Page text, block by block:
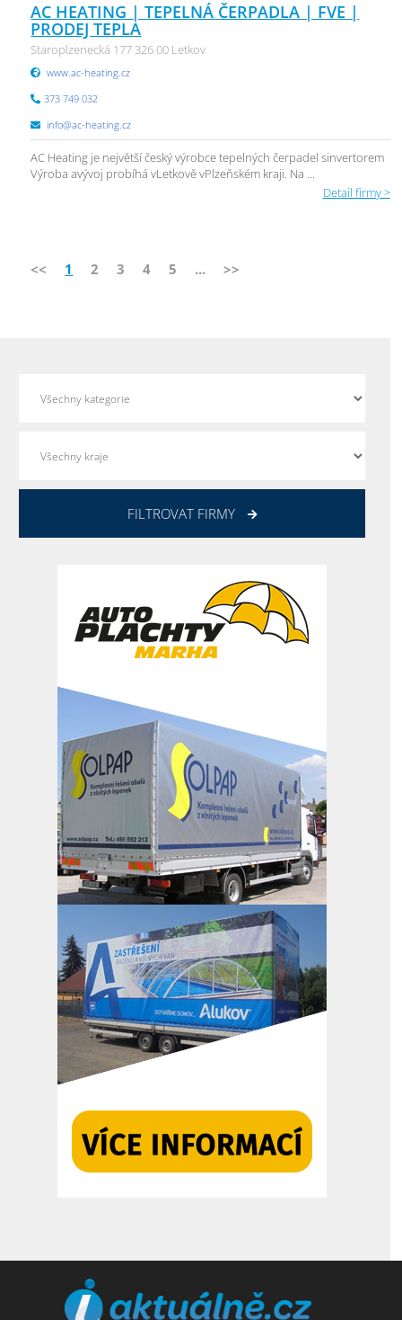
AC HEATING | TEPELNÁ ČERPADLA | FVE |
PRODEJ TEPLA
Staroplzenecká 177 326 00 Letkov
www.ac-heating.cz
373 749 032
info@ac-heating.cz
AC Heating je největší český výrobce tepelných čerpadel sinvertorem
Výroba avývoj probíhá vLetkově vPlzeňském kraji. Na ...
Detail firmy >
<< 1 2 3 4 5 ... >>
FILTROVAT FIRMY